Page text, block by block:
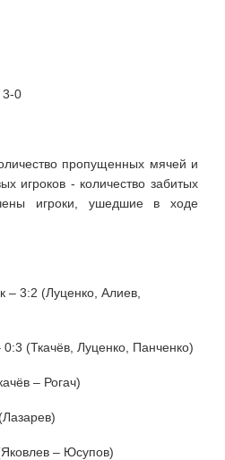
3-0
пропущенных мячей и
игроков - количество забитых
игроки, ушедшие в ходе
– 3:2 (Луценко, Алиев,
(Ткачёв, Луценко, Панченко)
– Рогач)
– Юсупов)